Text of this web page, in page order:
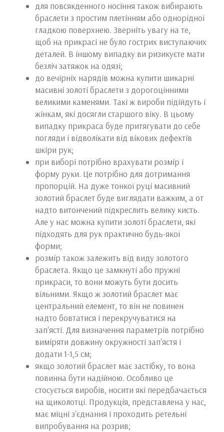
для повсякденного носіння також вибирають
браслети з простим плетінням або однорідної
гладкою поверхнею. Зверніть увагу на те,
щоб на прикрасі не було гострих виступаючих
деталей. В іншому випадку ви ризикуєте мати
безліч затяжок на одязі;
до вечірніх нарядів можна купити шикарні
масивні золоті браслети з дорогоцінними
великими каменями. Такі ж вироби підійдуть і
жінкам, які досягли старшого віку. В цьому
випадку прикраса буде притягувати до себе
погляди і відволікати від вікових дефектів
шкіри рук;
при виборі потрібно врахувати розмір і
форму руки. Це потрібно для дотримання
пропорцій. На дуже тонкої руці масивний
золотий браслет буде виглядати важким, а от
надто витончений підкреслить велику кисть.
Але у нас можна купити золоті браслети, які
підходять для рук практично будь-якої
форми;
розмір також залежить від виду золотого
браслета. Якщо це замкнуті або пружні
прикраси, то вони можуть бути досить
вільними. Якщо ж золотий браслет має
центральний елемент, то він не повинен
надто бовтатися і перекручуватися на
зап'ясті. Для визначення параметрів потрібно
виміряти довжину окружності зап'ястя і
додати 1-1,5 см;
якщо золотий браслет має застібку, то вона
повинна бути надійною. Особливо це
стосується виробів, носити які передбачається
на щиколотці. Продукція, представлена у нас,
має міцні з'єднання і проходить ретельні
випробування на розрив;